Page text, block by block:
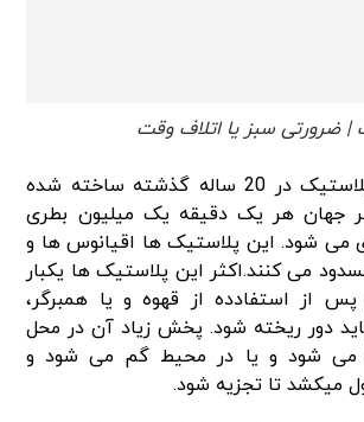
| ضرورتی سبز یا اتلاف وقت
حدود 4 میلیارد پلاستیک در 20 ساله گذشته ساخته شده
جهان هر یک دقیقه یک میلیون بطری
می شود. این پلاستیک ها اقیانوس ها و
می کنند.اکثر این پلاستیک ها یکبار
از استفادده از قهوه و یا همبرگر،
دور ریخته شود. پخش زیاد آن در محل
می شود و یا در محیط گم می شود و
میکشد تا تجزیه شود.